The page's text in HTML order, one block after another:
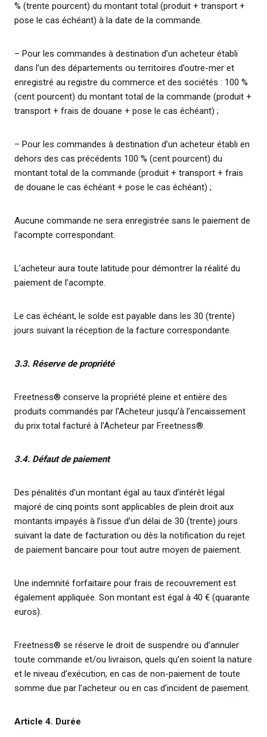
% (trente pourcent) du montant total (produit + transport +
pose le cas échéant) à la date de la commande.
– Pour les commandes à destination d’un acheteur établi
dans l’un des départements ou territoires d’outre-mer et
enregistré au registre du commerce et des sociétés : 100 %
(cent pourcent) du montant total de la commande (produit +
transport + frais de douane + pose le cas échéant) ;
– Pour les commandes à destination d’un acheteur établi en
dehors des cas précédents 100 % (cent pourcent) du
montant total de la commande (produit + transport + frais
de douane le cas échéant + pose le cas échéant) ;
Aucune commande ne sera enregistrée sans le paiement de
l’acompte correspondant.
L’acheteur aura toute latitude pour démontrer la réalité du
paiement de l’acompte.
Le cas échéant, le solde est payable dans les 30 (trente)
jours suivant la réception de la facture correspondante.
3.3. Réserve de propriété
Freetness® conserve la propriété pleine et entière des
produits commandés par l’Acheteur jusqu’à l’encaissement
du prix total facturé à l’Acheteur par Freetness®.
3.4. Défaut de paiement
Des pénalités d’un montant égal au taux d’intérêt légal
majoré de cinq points sont applicables de plein droit aux
montants impayés à l’issue d’un délai de 30 (trente) jours
suivant la date de facturation ou dès la notification du rejet
de paiement bancaire pour tout autre moyen de paiement.
Une indemnité forfaitaire pour frais de recouvrement est
également appliquée. Son montant est égal à 40 € (quarante
euros).
Freetness® se réserve le droit de suspendre ou d’annuler
toute commande et/ou livraison, quels qu’en soient la nature
et le niveau d’exécution, en cas de non-paiement de toute
somme due par l’acheteur ou en cas d’incident de paiement.
Article 4. Durée